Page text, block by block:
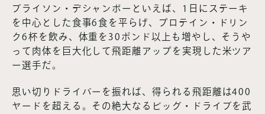
ブライソン・デシャンボーといえば、1日にステーキ
を中心とした食事6食を平らげ、プロテイン・ドリン
ク6杯を飲み、体重を30ポンド以上も増やし、そうや
って肉体を巨大化して飛距離アップを実現した米ツア
ー選手だ。
思い切りドライバーを振れば、得られる飛距離は400
ヤードを超える。その絶大なるビッグ・ドライブを武